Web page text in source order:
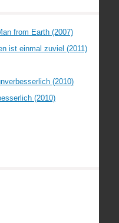
from Earth (2007)
ist einmal zuviel (2011)
(2010)
(2010)